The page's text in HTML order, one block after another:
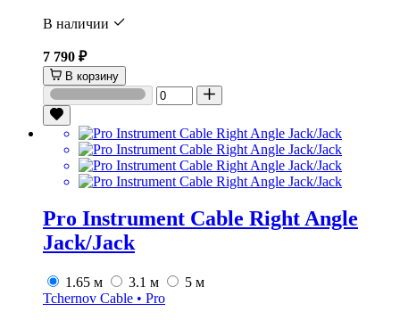
В наличии
7 790 ₽
В корзину
Pro Instrument Cable Right Angle
Jack/Jack
1.65 м 3.1 м
5 м
Tchernov Cable • Pro